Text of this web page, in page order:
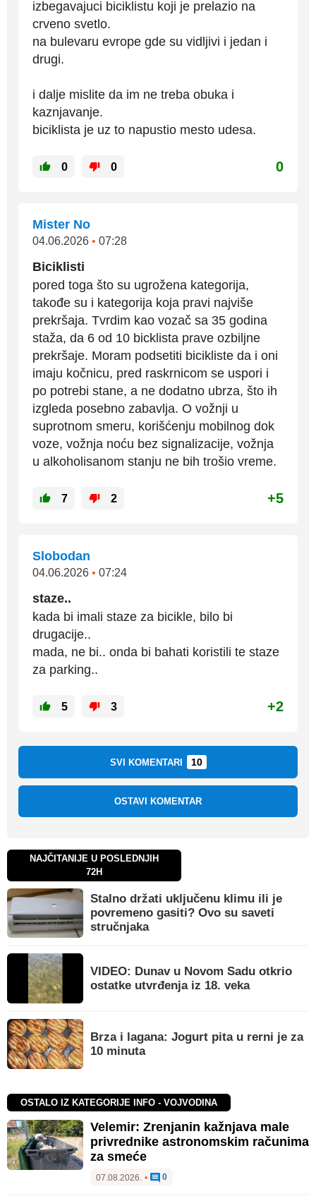
izbegavajuci biciklistu koji je prelazio na
crveno svetlo.
na bulevaru evrope gde su vidljivi i jedan i
drugi.
i dalje mislite da im ne treba obuka i
kaznjavanje.
biciklista je uz to napustio mesto udesa.
0 0 0
Mister No
04.06.2026 • 07:28
Biciklisti
pored toga što su ugrožena kategorija,
takođe su i kategorija koja pravi najviše
prekršaja. Tvrdim kao vozač sa 35 godina
staža, da 6 od 10 bicklista prave ozbiljne
prekršaje. Moram podsetiti bicikliste da i oni
imaju kočnicu, pred raskrnicom se uspori i
po potrebi stane, a ne dodatno ubrza, što ih
izgleda posebno zabavlja. O vožnji u
suprotnom smeru, korišćenju mobilnog dok
voze, vožnja noću bez signalizacije, vožnja
u alkoholisanom stanju ne bih trošio vreme.
7 2 +5
Slobodan
04.06.2026 • 07:24
staze..
kada bi imali staze za bicikle, bilo bi
drugacije..
mada, ne bi.. onda bi bahati koristili te staze
za parking..
5 3 +2
SVI KOMENTARI 10
OSTAVI KOMENTAR
NAJČITANIJE U POSLEDNJIH
72H
Stalno držati uključenu klimu ili je
povremeno gasiti? Ovo su saveti
stručnjaka
VIDEO: Dunav u Novom Sadu otkrio
ostatke utvrđenja iz 18. veka
Brza i lagana: Jogurt pita u rerni je za
10 minuta
OSTALO IZ KATEGORIJE INFO - VOJVODINA
Velemir: Zrenjanin kažnjava male
privrednike astronomskim računima
za smeće
07.08.2026. • 0